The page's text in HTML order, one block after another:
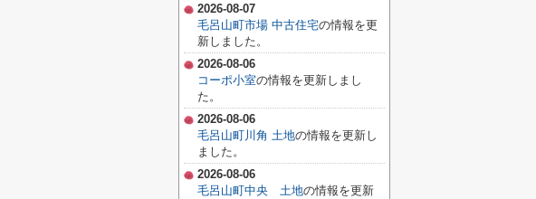
2026-08-07
毛呂山町市場 中古住宅の情報を更
新しました。
2026-08-06
コーポ小室の情報を更新しまし
た。
2026-08-06
毛呂山町川角 土地の情報を更新し
ました。
2026-08-06
毛呂山町中央 土地の情報を更新